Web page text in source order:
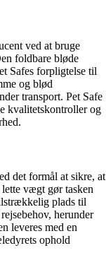
ved at bruge
foldbare bløde
Safes forpligtelse til
og blød
transport. Pet Safe
kvalitetskontroller og
det formål at sikre, at
vægt gør tasken
plads til
herunder
leveres med en
ophold